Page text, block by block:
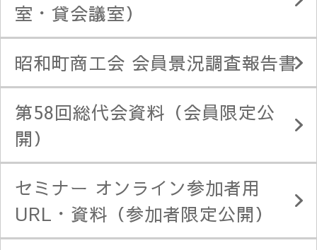
室・貸会議室）
昭和町商工会 会員景況調査報告書
第58回総代会資料（会員限定公
開）
セミナー オンライン参加者用
URL・資料（参加者限定公開）